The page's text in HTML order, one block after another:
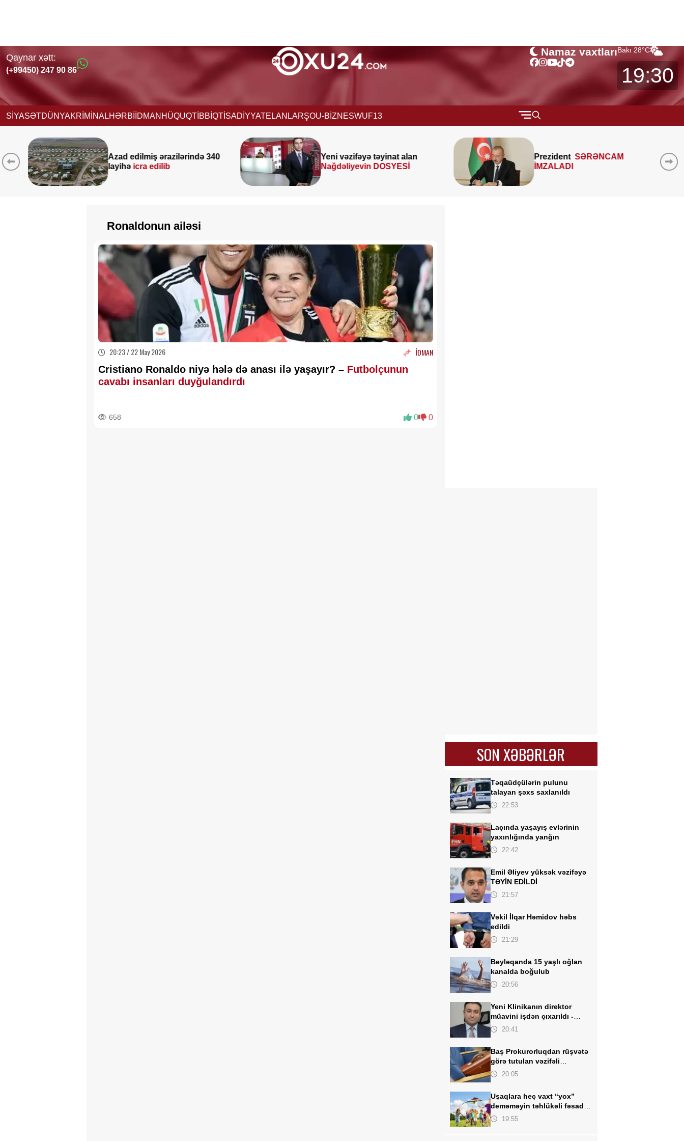
Qaynar xətt:
(+99450) 247 90 86
Namaz vaxtlarıBakı 28°C
19:30
SİYASƏTDÜNYAKRİMİNAL HƏRBİİDMANHÜQUQTİBBİQTİSADİYYATELANLARŞOU-BİZNESWUF13
MÜSAHİBƏ
MARAQLI
Azad edilmiş ərazilərində 340
layihəicra edilib
Yeni vəzifəyə təyinat alan
Nağdəliyevin DOSYESİ
Prezident
SƏRƏNCAM
İMZALADI
Ronaldonun ailəsi
20:23 / 22 May 2026 İDMAN
Cristiano Ronaldo niyə hələ də anası ilə yaşayır? – Futbolçunun
cavabı insanları duyğulandırdı
658 0 0
SON XƏBƏRLƏR
Təqaüdçülərin pulunu
talayan şəxs saxlanıldı
22:53
Laçında yaşayış evlərinin
yaxınlığında yanğın
22:42
Emil Əliyev yüksək vəzifəyə
TƏYİN EDİLDİ
21:57
Vəkil İlqar Həmidov həbs
edildi
21:29
Beyləqanda 15 yaşlı oğlan
kanalda boğulub
20:56
Yeni Klinikanın direktor
müavini işdən çıxarıldı -
FOTO
20:41
Baş Prokurorluqdan rüşvətə
görə tutulan vəzifəli
şəxslərlə bağlı MƏLUMAT
20:05
Uşaqlara heç vaxt “yox”
deməməyin təhlükəli fəsadı –
Psixoloqdan valideynlərə
XƏBƏRDARLIQ
19:55